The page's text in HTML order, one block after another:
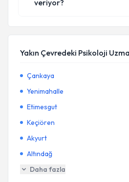
veriyor?
Yakın Çevredeki Psikoloji
Çankaya
Yenimahalle
Etimesgut
Keçiören
Akyurt
Altındağ
Daha fazla